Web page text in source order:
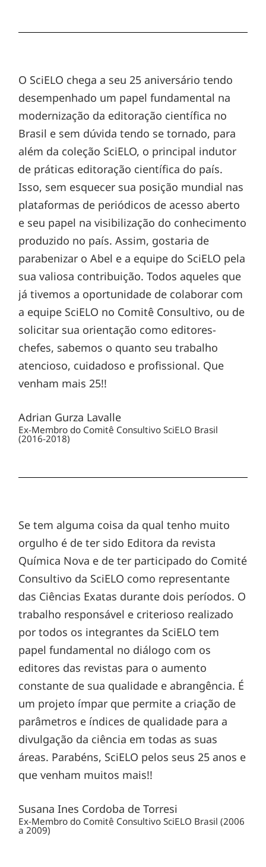
O SciELO chega a seu 25 aniversário tendo
desempenhado um papel fundamental na
modernização da editoração científica no
Brasil e sem dúvida tendo se tornado, para
além da coleção SciELO, o principal indutor
de práticas editoração científica do país.
Isso, sem esquecer sua posição mundial nas
plataformas de periódicos de acesso aberto
e seu papel na visibilização do conhecimento
produzido no país. Assim, gostaria de
parabenizar o Abel e a equipe do SciELO pela
sua valiosa contribuição. Todos aqueles que
já tivemos a oportunidade de colaborar com
a equipe SciELO no Comitê Consultivo, ou de
solicitar sua orientação como editores-
chefes, sabemos o quanto seu trabalho
atencioso, cuidadoso e profissional. Que
venham mais 25!!
Adrian Gurza Lavalle
Ex-Membro do Comitê Consultivo SciELO Brasil
(2016-2018)
Se tem alguma coisa da qual tenho muito
orgulho é de ter sido Editora da revista
Química Nova e de ter participado do Comité
Consultivo da SciELO como representante
das Ciências Exatas durante dois períodos. O
trabalho responsável e criterioso realizado
por todos os integrantes da SciELO tem
papel fundamental no diálogo com os
editores das revistas para o aumento
constante de sua qualidade e abrangência. É
um projeto ímpar que permite a criação de
parâmetros e índices de qualidade para a
divulgação da ciência em todas as suas
áreas. Parabéns, SciELO pelos seus 25 anos e
que venham muitos mais!!
Susana Ines Cordoba de Torresi
Ex-Membro do Comitê Consultivo SciELO Brasil (2006
a 2009)